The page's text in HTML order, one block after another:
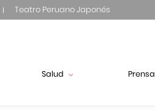
Teatro Peruano Japonés
Salud Prensa